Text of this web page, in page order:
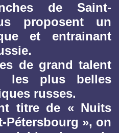
de Saint-
proposent un
et entrainant
de grand talent
les plus belles
russes.
titre de « Nuits
Pétersbourg », on